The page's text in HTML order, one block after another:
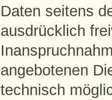
Daten seitens
ausdrücklich
angebotenen
technisch